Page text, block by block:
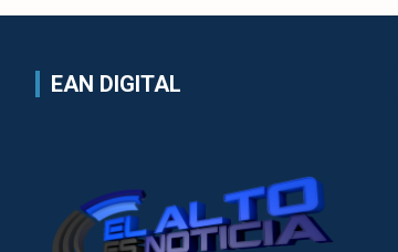
EAN DIGITAL